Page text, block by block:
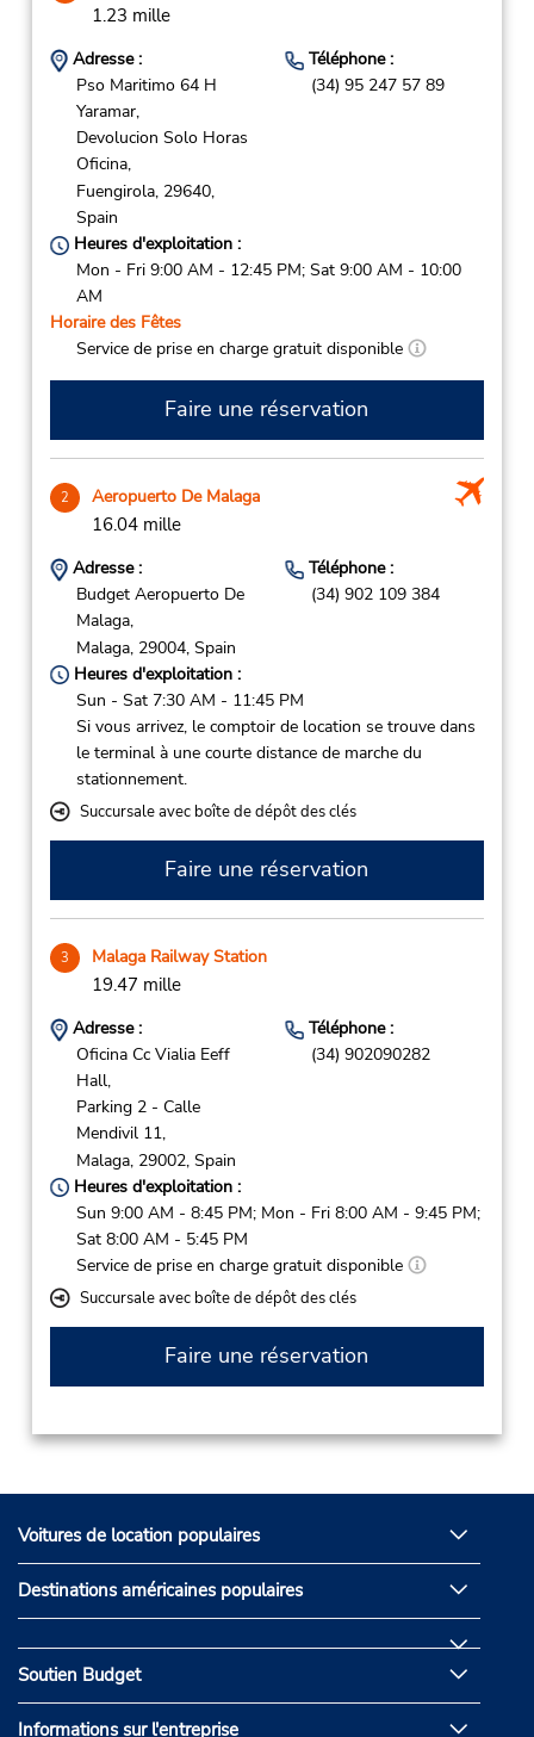
1.23 mille
Adresse :
Pso Maritimo 64 H
Yaramar,
Devolucion Solo Horas
Oficina,
Fuengirola, 29640,
Spain
Téléphone :
(34) 95 247 57 89
Heures d'exploitation :
Mon - Fri 9:00 AM - 12:45 PM; Sat 9:00 AM - 10:00
AM
Horaire des Fêtes
Service de prise en charge gratuit disponible
Faire une réservation
2 Aeropuerto De Malaga
16.04 mille
Adresse :
Budget Aeropuerto De
Malaga,
Malaga, 29004, Spain
Téléphone :
(34) 902 109 384
Heures d'exploitation :
Sun - Sat 7:30 AM - 11:45 PM
Si vous arrivez, le comptoir de location se trouve dans
le terminal à une courte distance de marche du
stationnement.
Succursale avec boîte de dépôt des clés
Faire une réservation
3 Malaga Railway Station
19.47 mille
Adresse :
Oficina Cc Vialia Eeff
Hall,
Parking 2 - Calle
Mendivil 11,
Malaga, 29002, Spain
Téléphone :
(34) 902090282
Heures d'exploitation :
Sun 9:00 AM - 8:45 PM; Mon - Fri 8:00 AM - 9:45 PM;
Sat 8:00 AM - 5:45 PM
Service de prise en charge gratuit disponible
Succursale avec boîte de dépôt des clés
Faire une réservation
Voitures de location populaires
Destinations américaines populaires
Soutien Budget
Informations sur l'entreprise